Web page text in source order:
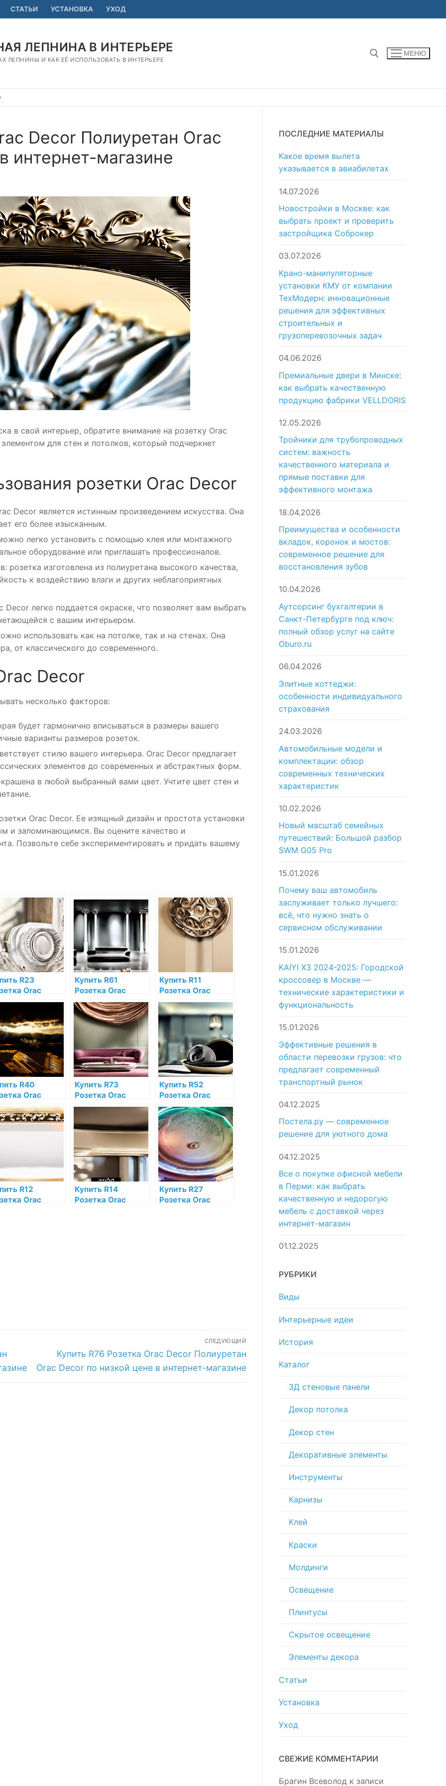
СТАТЬИ УСТАНОВКА УХОД
ЛЕПНИНА В ИНТЕРЬЕРЕ
ЛЕПНИНЫ И КАК ЕЁ ИСПОЛЬЗОВАТЬ В ИНТЕРЬЕРЕ
МЕНЮ
Decor Полиуретан Orac
интернет-магазине
в свой интерьер, обратите внимание на розетку Orac
для стен и потолков, который подчеркнет
розетки Orac Decor
Decor является истинным произведением искусства. Она
его более изысканным.
легко установить с помощью клея или монтажного
оборудование или приглашать профессионалов.
розетка изготовлена из полиуретана высокого качества,
к воздействию влаги и других неблагоприятных
легко поддается окраске, что позволяет вам выбрать
с вашим интерьером.
использовать как на потолке, так и на стенах. Она
от классического до современного.
Decor
несколько факторов:
будет гармонично вписываться в размеры вашего
варианты размеров розеток.
стилю вашего интерьера. Orac Decor предлагает
элементов до современных и абстрактных форм.
в любой выбранный вами цвет. Учтите цвет стен и
Orac Decor. Ее изящный дизайн и простота установки
и запоминающимся. Вы оцените качество и
Позвольте себе экспериментировать и придать вашему
R23
Orac
Полиуретан
цене в
Купить R61
Розетка Orac
Decor Полиуретан
по низкой цене в
интернет-
Купить R11
Розетка Orac
Decor Полиуретан
Orac Decor по
низкой цене в
интернет-
магазине
R40
Orac
Полиуретан
цене в
Купить R73
Розетка Orac
Decor Полиуретан
интернет-
магазине
Купить R52
Розетка Orac
Decor Полиуретан
Orac Decor по
низкой цене в
интернет-
магазине
R12
Orac
Купить R14
Розетка Orac
Купить R27
Розетка Orac
СЛЕДУЮЩИЙ
Следующая
запись:
Купить R76 Розетка Orac Decor Полиуретан
Orac Decor по низкой цене в интернет-магазине
ПОСЛЕДНИЕ МАТЕРИАЛЫ
Какое время вылета
указывается в авиабилетах
14.07.2026
Новостройки в Москве: как
выбрать проект и проверить
застройщика Соброкер
03.07.2026
Крано-манипуляторные
установки КМУ от компании
ТехМодерн: инновационные
решения для эффективных
строительных и
грузоперевозочных задач
04.06.2026
Премиальные двери в Минске:
как выбрать качественную
продукцию фабрики VELLDORIS
12.05.2026
Тройники для трубопроводных
систем: важность
качественного материала и
прямые поставки для
эффективного монтажа
18.04.2026
Преимущества и особенности
вкладок, коронок и мостов:
современное решение для
восстановления зубов
10.04.2026
Аутсорсинг бухгалтерии в
Санкт-Петербурге под ключ:
полный обзор услуг на сайте
Oburo.ru
06.04.2026
Элитные коттеджи:
особенности индивидуального
страхования
24.03.2026
Автомобильные модели и
комплектации: обзор
современных технических
характеристик
10.02.2026
Новый масштаб семейных
путешествий: Большой разбор
SWM G05 Pro
15.01.2026
Почему ваш автомобиль
заслуживает только лучшего:
всё, что нужно знать о
сервисном обслуживании
15.01.2026
KAIYI X3 2024-2025: Городской
кроссовер в Москве —
технические характеристики и
функциональность
15.01.2026
Эффективные решения в
области перевозки грузов: что
предлагает современный
транспортный рынок
04.12.2025
Постела.ру — современное
решение для уютного дома
04.12.2025
Все о покупке офисной мебели
в Перми: как выбрать
качественную и недорогую
мебель с доставкой через
интернет-магазин
01.12.2025
РУБРИКИ
Виды
Интерьерные идеи
История
Каталог
3Д стеновые панели
Декор потолка
Декор стен
Декоративные элементы
Инструменты
Карнизы
Клей
Краски
Молдинги
Освещение
Плинтусы
Скрытое освещение
Элементы декора
Статьи
Установка
Уход
СВЕЖИЕ КОММЕНТАРИИ
Брагин Всеволод к записи